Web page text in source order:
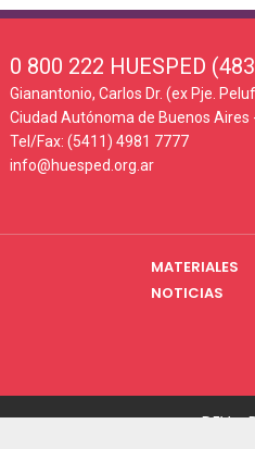
0 800 222 HUESPED
Gianantonio, Carlos Dr. (ex Pje.
Ciudad Autónoma de Buenos Aires
Tel/Fax: (5411) 4981 7777
info@huesped.org.ar
MATERIALES
NOTICIAS
DEV +